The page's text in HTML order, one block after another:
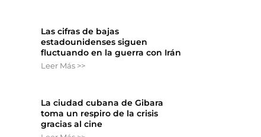
Las cifras de bajas
estadounidenses siguen
fluctuando en la guerra con Irán
Leer Más >>
La ciudad cubana de Gibara
toma un respiro de la crisis
gracias al cine